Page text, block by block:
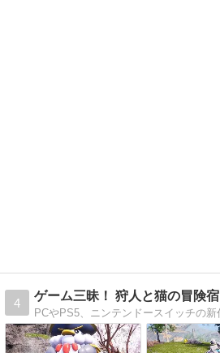
4
ゲーム三昧！ 狩人と猫の冒険宿